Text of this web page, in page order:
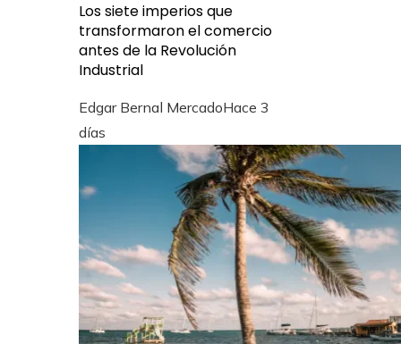
Los siete imperios que
transformaron el comercio
antes de la Revolución
Industrial
Edgar Bernal MercadoHace 3
días